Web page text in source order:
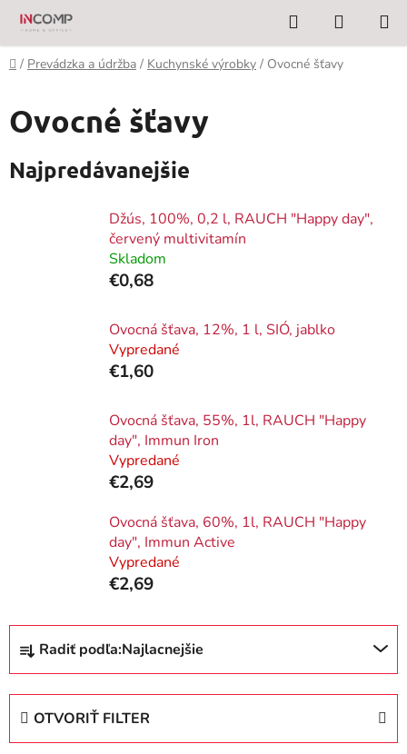
Prejsť
obsah
Hľadať
KOŠÍK
Domov
/ Prevádzka a údržba / Kuchynské výrobky / Ovocné šťavy
Ovocné šťavy
Najpredávanejšie
Džús, 100%, 0,2 l, RAUCH "Happy day",
červený multivitamín
Skladom
€0,68
Ovocná šťava, 12%, 1 l, SIÓ, jablko
Vypredané
€1,60
Ovocná šťava, 55%, 1l, RAUCH "Happy
day", Immun Iron
Vypredané
€2,69
Ovocná šťava, 60%, 1l, RAUCH "Happy
day", Immun Active
Vypredané
€2,69
R
d
Radiť podľa:Najlacnejšie
OTVORIŤ FILTER